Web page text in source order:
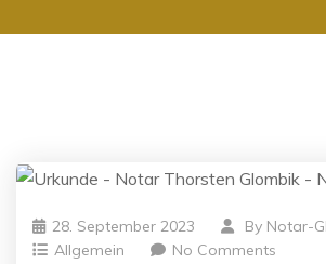
28. September 2023 By Notar-Gl
Allgemein
No Comments